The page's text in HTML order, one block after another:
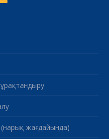
жағдайында)